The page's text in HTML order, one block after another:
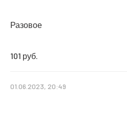
Разовое
101 руб.
01.06.2023, 20:49